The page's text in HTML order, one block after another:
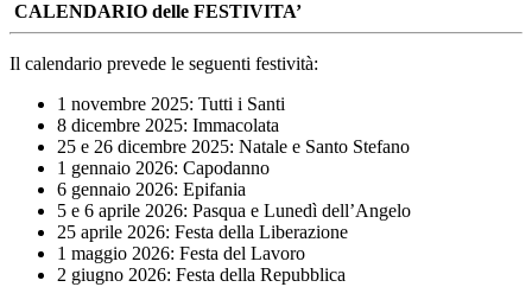
CALENDARIO delle FESTIVITA’
Il calendario prevede le seguenti festività:
1 novembre 2025: Tutti i Santi
8 dicembre 2025: Immacolata
25 e 26 dicembre 2025: Natale e Santo Stefano
1 gennaio 2026: Capodanno
6 gennaio 2026: Epifania
5 e 6 aprile 2026: Pasqua e Lunedì dell’Angelo
25 aprile 2026: Festa della Liberazione
1 maggio 2026: Festa del Lavoro
2 giugno 2026: Festa della Repubblica